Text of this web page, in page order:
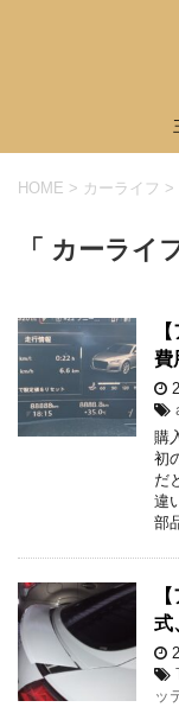
HOME > カーライフ >
「 カーライ
費
購
初
だ
違
部
式
ッ